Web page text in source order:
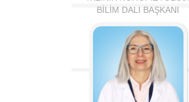
BILIM DALI BAŞKANI